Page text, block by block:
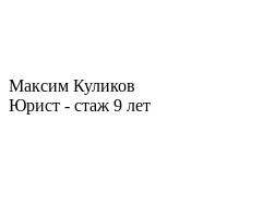
Максим Куликов
Юрист - стаж 9 лет